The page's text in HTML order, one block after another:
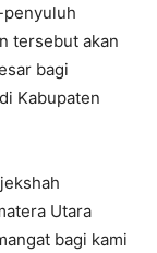
tersebut akan
bagi
Kabupaten
Utara
bagi kami